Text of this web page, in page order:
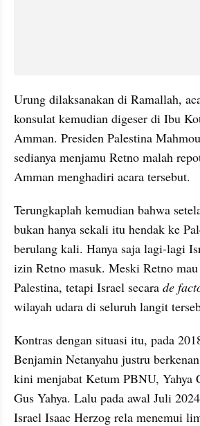
Urung dilaksanakan di Ramallah,
konsulat kemudian digeser di Ibu
Amman. Presiden Palestina
sedianya menjamu Retno malah
Amman menghadiri acara tersebut.
Terungkaplah kemudian bahwa
bukan hanya sekali itu hendak ke
berulang kali. Hanya saja lagi-lagi
izin Retno masuk. Meski Retno
Palestina, tetapi Israel secara de
wilayah udara di seluruh langit
Kontras dengan situasi itu, pada
Benjamin Netanyahu justru
kini menjabat Ketum PBNU, Yahya
Gus Yahya. Lalu pada awal Juli
Israel Isaac Herzog rela menemui